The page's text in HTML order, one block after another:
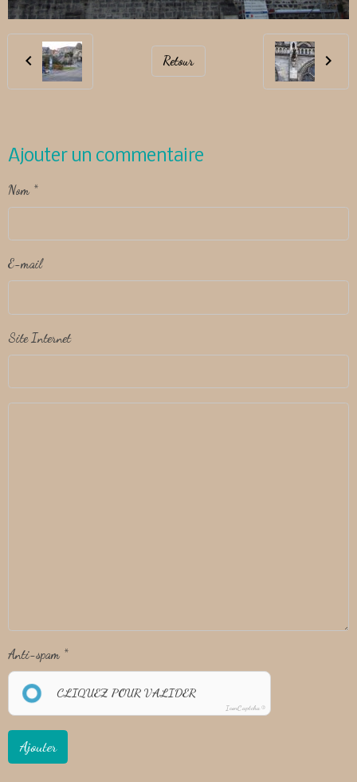
Retour
Ajouter un commentaire
Nom
E-mail
Site Internet
Anti-spam
CLIQUEZ POUR VALIDER
IconCaptcha ©
Ajouter